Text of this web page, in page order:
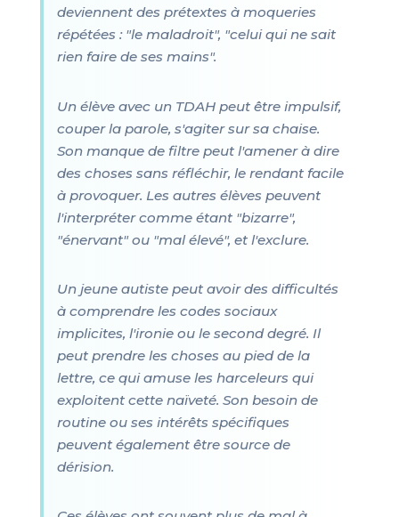
deviennent des prétextes à moqueries
répétées : "le maladroit", "celui qui ne sait
rien faire de ses mains".
Un élève avec un TDAH peut être impulsif,
couper la parole, s'agiter sur sa chaise.
Son manque de filtre peut l'amener à dire
des choses sans réfléchir, le rendant facile
à provoquer. Les autres élèves peuvent
l'interpréter comme étant "bizarre",
"énervant" ou "mal élevé", et l'exclure.
Un jeune autiste peut avoir des difficultés
à comprendre les codes sociaux
implicites, l'ironie ou le second degré. Il
peut prendre les choses au pied de la
lettre, ce qui amuse les harceleurs qui
exploitent cette naïveté. Son besoin de
routine ou ses intérêts spécifiques
peuvent également être source de
dérision.